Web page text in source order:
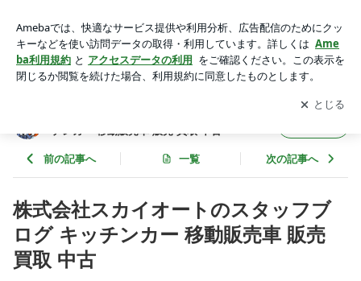
売車 販売 買取 中古 | 株式会社スカイオートのスタッフブログ
キッチンカー 移動販売車 販売 買取 中古
アプリをダウンロードして ブログの更新通知
を受け取りまし
ょう。
開く
チンカー 移動販売車 販売 買取 中古
前の記事へ 一覧 次の記事へ
株式会社スカイオートのスタッフブ
ログ キッチンカー 移動販売車 販売
買取 中古